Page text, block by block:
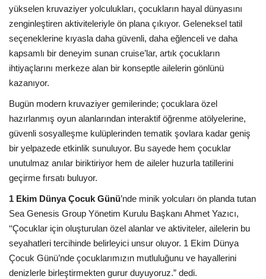
Yorumlar
Video Tanıtım
Köşe Yazarları
Galeri
yükselen kruvaziyer yolculukları, çocukların hayal dünyasını
zenginleştiren aktiviteleriyle ön plana çıkıyor. Geleneksel tatil
seçeneklerine kıyasla daha güvenli, daha eğlenceli ve daha
kapsamlı bir deneyim sunan cruise’lar, artık çocukların
ihtiyaçlarını merkeze alan bir konseptle ailelerin gönlünü
kazanıyor.
Bugün modern kruvaziyer gemilerinde; çocuklara özel
hazırlanmış oyun alanlarından interaktif öğrenme atölyelerine,
güvenli sosyalleşme kulüplerinden tematik şovlara kadar geniş
bir yelpazede etkinlik sunuluyor. Bu sayede hem çocuklar
unutulmaz anılar biriktiriyor hem de aileler huzurla tatillerini
geçirme fırsatı buluyor.
1 Ekim Dünya Çocuk Günü’nde minik yolcuları ön planda tutan
Sea Genesis Group Yönetim Kurulu Başkanı Ahmet Yazıcı,
‘‘Çocuklar için oluşturulan özel alanlar ve aktiviteler, ailelerin bu
seyahatleri tercihinde belirleyici unsur oluyor. 1 Ekim Dünya
Çocuk Günü’nde çocuklarımızın mutluluğunu ve hayallerini
denizlerle birleştirmekten gurur duyuyoruz.” dedi.